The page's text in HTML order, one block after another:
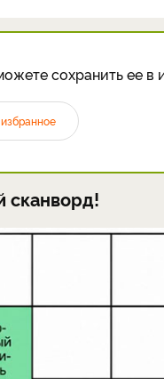
сохранить ее в
сканворд!